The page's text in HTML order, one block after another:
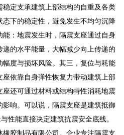
定支承建筑上部结构的自重及各类
下的稳定性，避免发生不均匀沉降
：地震发生时，隔震支座通过自身
的水平能量，大幅减少向上传递的
度与损坏风险。其三，复位与耗能
依靠自身弹性恢复力带动建筑上部
还可通过材料或结构特性消耗地震
响。可以说，隔震支座是建筑抵御
性能直接决定建筑抗震安全底线。
胶制品有限公司。企业专注隔震支